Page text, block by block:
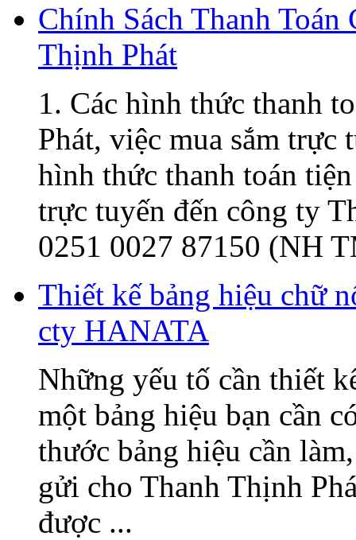
Chính Sách Thanh Toán
Thịnh Phát
1. Các hình thức thanh
Phát, việc mua sắm trực
hình thức thanh toán
trực tuyến đến công ty
0251 0027 87150 (NH
Thiết kế bảng hiệu chữ
cty HANATA
Những yếu tố cần thiết
một bảng hiệu bạn cần
thước bảng hiệu cần
gửi cho Thanh Thịnh
được ...